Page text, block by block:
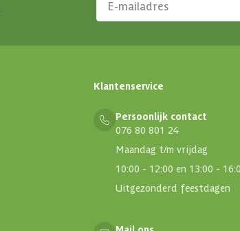
Klantenservice
Persoonlijk contact
076 80 801 24
Maandag t/m vrijdag
10:00 - 12:00 en 13:00 -
Uitgezonderd feestdagen